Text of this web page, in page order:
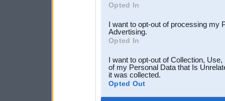
Opted In
I want to opt-out of processing my
Advertising.
Opted In
I want to opt-out of Collection,
of my Personal Data that Is
it was collected.
Opted Out